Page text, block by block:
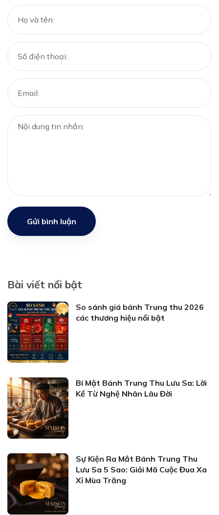
Gửi bình luận
Bài viết nổi bật
So sánh giá bánh Trung thu 2026
các thương hiệu nổi bật
Bí Mật Bánh Trung Thu Lưu Sa: Lời
Kể Từ Nghệ Nhân Lâu Đời
Sự Kiện Ra Mắt Bánh Trung Thu
Lưu Sa 5 Sao: Giải Mã Cuộc Đua Xa
Xỉ Mùa Trăng